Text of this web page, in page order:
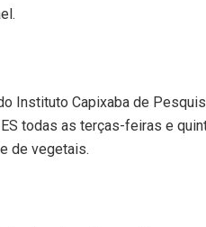
Instituto Capixaba de
todas as terças-feiras e
de vegetais.